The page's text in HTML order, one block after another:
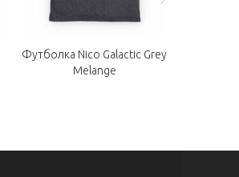
Футболка Nico Galactic Grey
Melange